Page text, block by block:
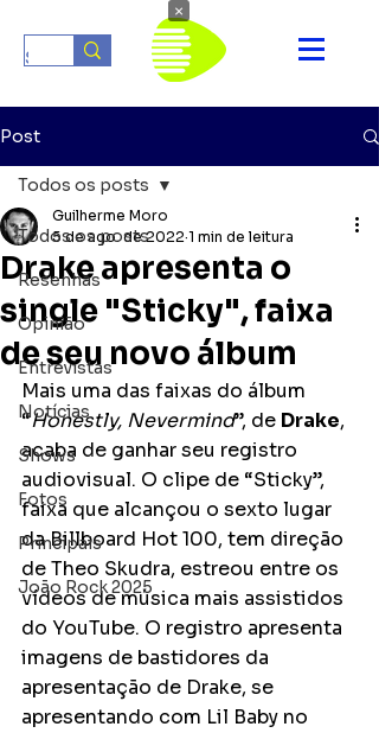
Post
Todos os posts
Resenhas
Opinião
Entrevistas
Notícias
Shows
Fotos
Principais
João Rock 2025
Todos os posts
Drake apresenta o
single "Sticky", faixa
de seu novo álbum
Guilherme Moro
5 de ago. de 2022 1 min de leitura
Mais uma das faixas do álbum
“Honestly, Nevermind”, de Drake,
acaba de ganhar seu registro
audiovisual. O clipe de “Sticky”,
faixa que alcançou o sexto lugar
da Billboard Hot 100, tem direção
de Theo Skudra, estreou entre os
vídeos de música mais assistidos
do YouTube. O registro apresenta
imagens de bastidores da
apresentação de Drake, se
apresentando com Lil Baby no
×